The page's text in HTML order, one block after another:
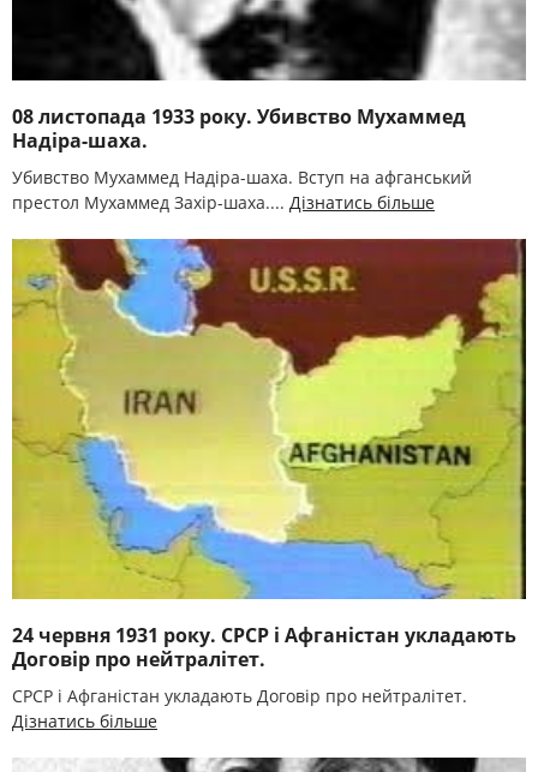
08 листопада 1933 року. Убивство Мухаммед
Надіра-шаха.
Убивство Мухаммед Надіра-шаха. Вступ на афганський
престол Мухаммед Захір-шаха.... Дізнатись більше
24 червня 1931 року. СРСР і Афганістан укладають
Договір про нейтралітет.
СРСР і Афганістан укладають Договір про нейтралітет.
Дізнатись більше